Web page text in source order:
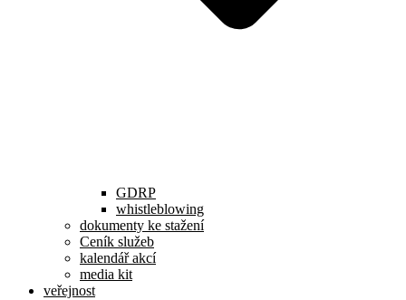
GDRP
whistleblowing
dokumenty ke stažení
Ceník služeb
kalendář akcí
media kit
veřejnost